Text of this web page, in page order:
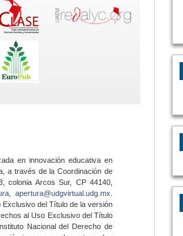
en innovación educativa en
a través de la Coordinación de
colonia Arcos Sur, CP 44140,
apertura@udgvirtual.udg.mx
del Título de la versión
al Uso Exclusivo del Título
Nacional del Derecho de